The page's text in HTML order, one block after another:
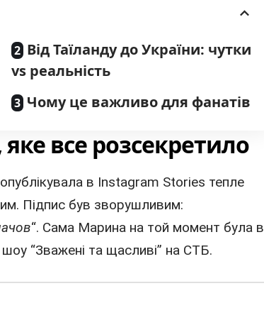
Від Таїланду до України: чутки
vs реальність
Чому це важливо для фанатів
все розсекретило
в Instagram Stories тепле
Підпис був зворушливим:
“. Сама Марина на той момент була в
“Зважені та щасливі” на СТБ.